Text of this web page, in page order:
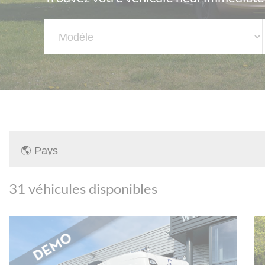
31 véhicules disponibles